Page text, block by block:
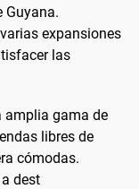
Guyana.
expansiones
las
amplia gama de
libres de
cómodas.
dest